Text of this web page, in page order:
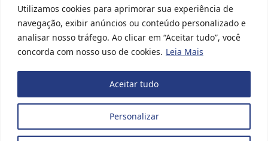
Utilizamos cookies para aprimorar sua experiência de
navegação, exibir anúncios ou conteúdo personalizado e
analisar nosso tráfego. Ao clicar em “Aceitar tudo”, você
concorda com nosso uso de cookies. Leia Mais
Personalizar
Aceitar tudo
113466-8088
Todos os direitos reservados © 2022 Karina Plásticos